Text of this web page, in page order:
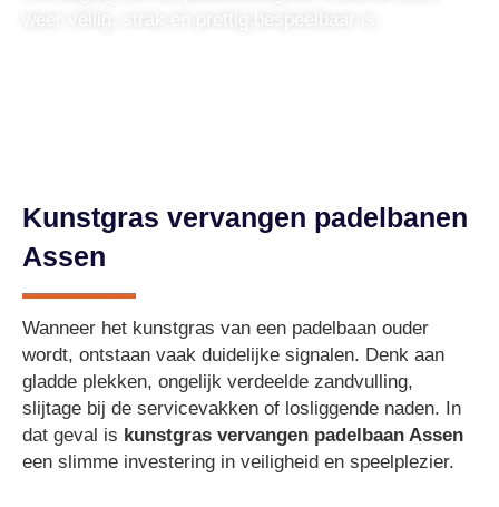
Kunstgras vervangen padelbanen
Assen
Wanneer het kunstgras van een padelbaan ouder
wordt, ontstaan vaak duidelijke signalen. Denk aan
gladde plekken, ongelijk verdeelde zandvulling,
slijtage bij de servicevakken of losliggende naden. In
dat geval is kunstgras vervangen padelbaan Assen
een slimme investering in veiligheid en speelplezier.